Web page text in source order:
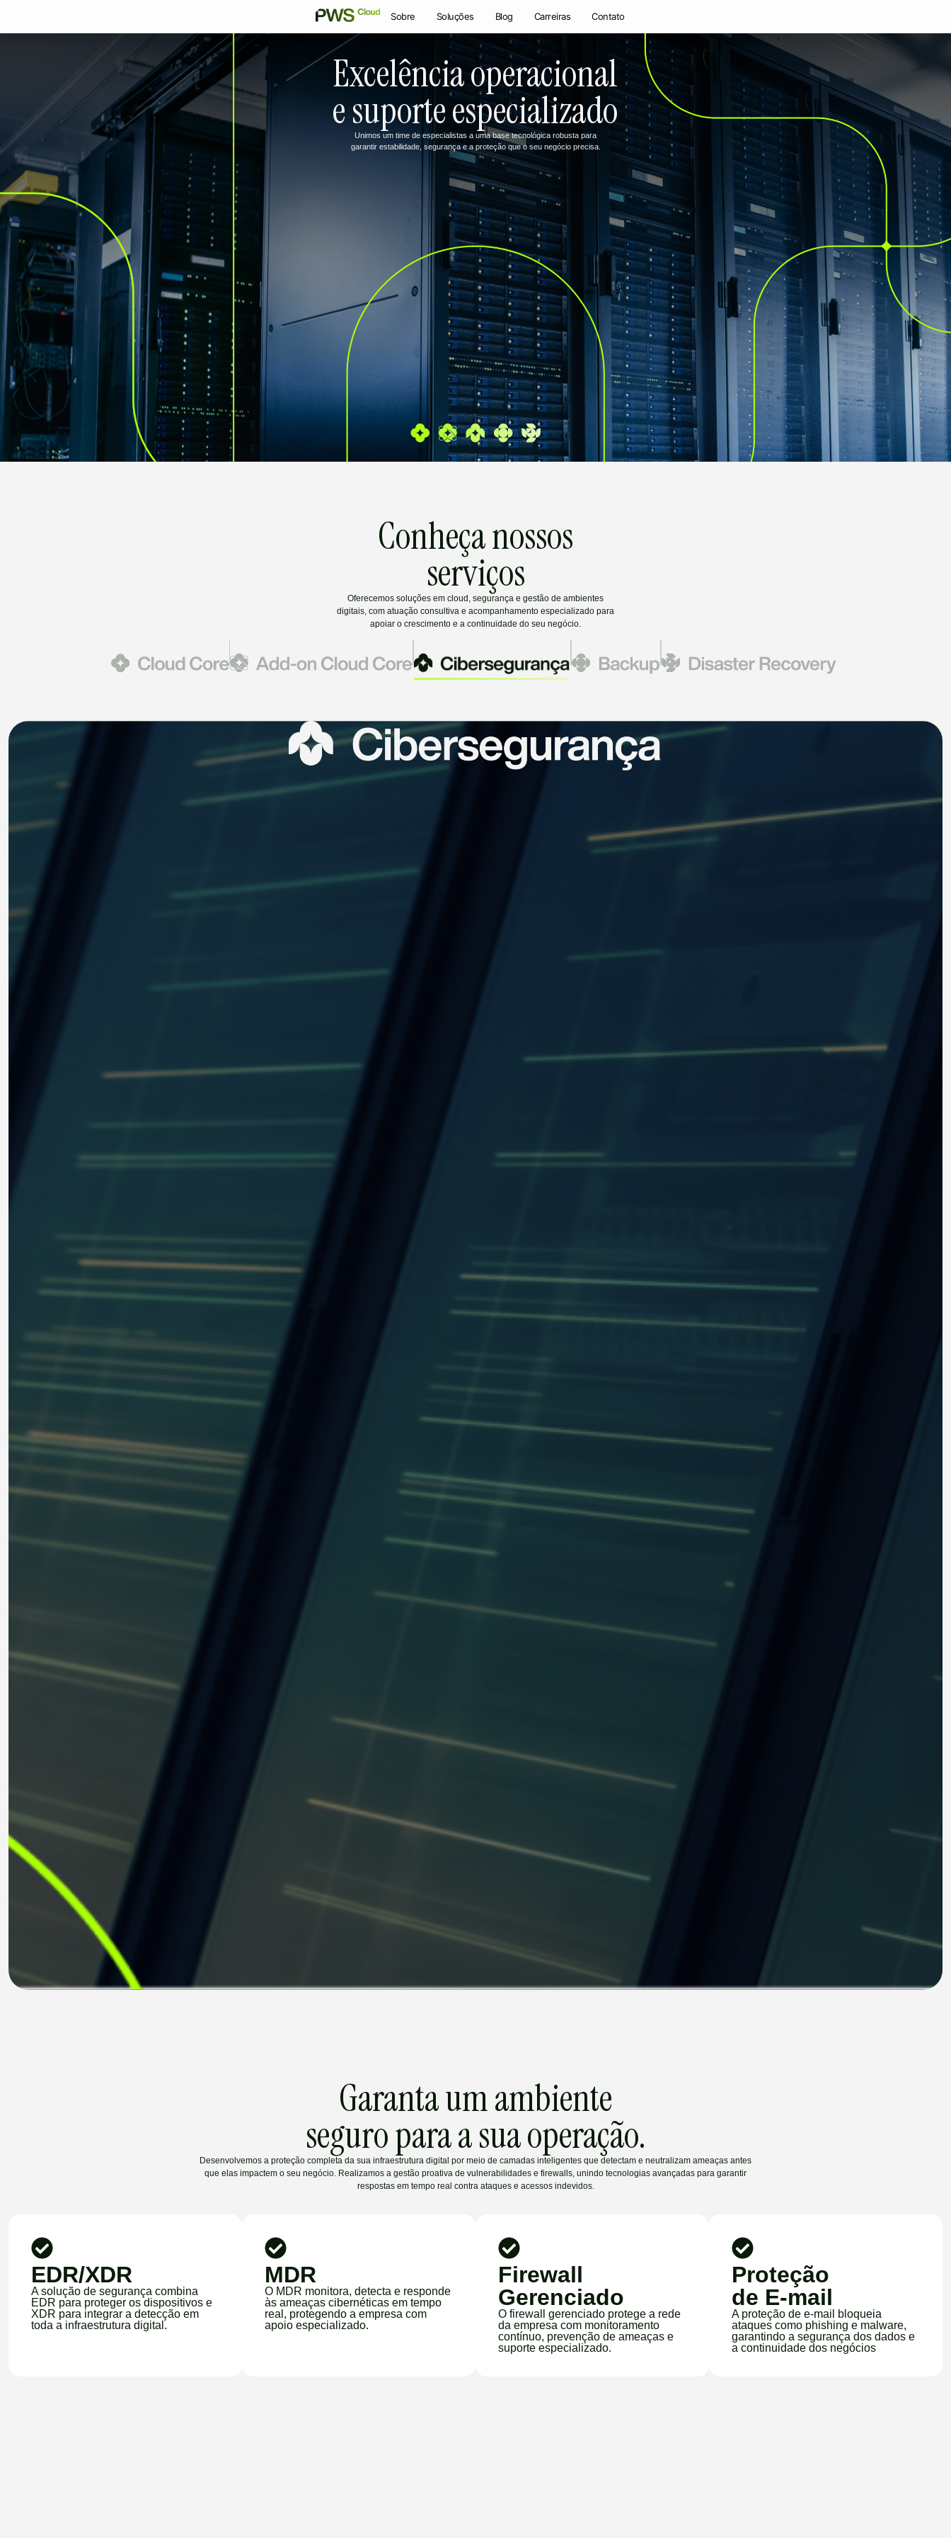
Sobre Soluções Blog Carreiras Contato
Excelência operacional
e suporte especializado
Unimos um time de especialistas a uma base tecnológica robusta para
garantir estabilidade, segurança e a proteção que o seu negócio precisa.
Conheça nossos
serviços
Oferecemos soluções em cloud, segurança e gestão de ambientes
digitais, com atuação consultiva e acompanhamento especializado para
apoiar o crescimento e a continuidade do seu negócio.
Garanta um ambiente
seguro para a sua operação.
Desenvolvemos a proteção completa da sua infraestrutura digital por meio de camadas inteligentes que detectam e neutralizam ameaças antes
que elas impactem o seu negócio. Realizamos a gestão proativa de vulnerabilidades e firewalls, unindo tecnologias avançadas para garantir
respostas em tempo real contra ataques e acessos indevidos.
EDR/XDR
A solução de segurança combina
EDR para proteger os dispositivos e
XDR para integrar a detecção em
toda a infraestrutura digital.
MDR
O MDR monitora, detecta e responde
às ameaças cibernéticas em tempo
real, protegendo a empresa com
apoio especializado.
Firewall
Gerenciado
O firewall gerenciado protege a rede
da empresa com monitoramento
contínuo, prevenção de ameaças e
suporte especializado.
Proteção
de E-mail
A proteção de e-mail bloqueia
ataques como phishing e malware,
garantindo a segurança dos dados e
a continuidade dos negócios